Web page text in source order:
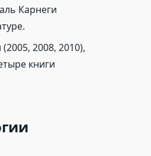
Карнеги
2008, 2010),
книги